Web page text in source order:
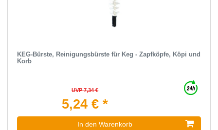
KEG-Bürste, Reinigungsbürste für Keg - Zapfköpfe, Köpi und
Korb
UVP 7,34 €
5,24 € *
In den Warenkorb